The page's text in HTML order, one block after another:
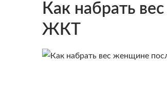
Как набрать
ЖКТ